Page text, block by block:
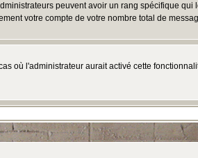
peuvent avoir un rang spécifique qui
votre compte de votre nombre total de
où l'administrateur aurait activé cette